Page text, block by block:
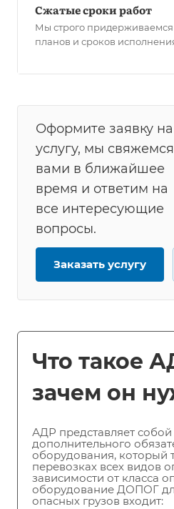
Сжатые сроки работ
Мы строго
планов и сроков
Оформите заявку на
услугу, мы
вами в ближайшее
время и ответим на
все интересующие
вопросы.
Заказать услугу
Что такое
зачем он
АДР представляет
дополнительного
оборудования, который
перевозках всех видов
зависимости от класса
оборудование ДОПОГ
опасных грузов входит: